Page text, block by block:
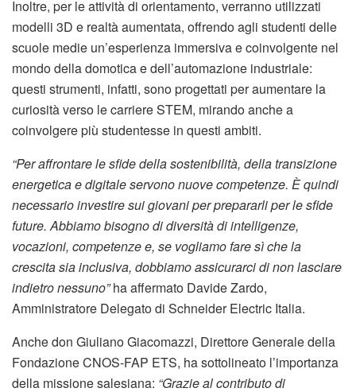
Inoltre, per le attività di orientamento, verranno utilizzati
modelli 3D e realtà aumentata, offrendo agli studenti delle
scuole medie un’esperienza immersiva e coinvolgente nel
mondo della domotica e dell’automazione industriale:
questi strumenti, infatti, sono progettati per aumentare la
curiosità verso le carriere STEM, mirando anche a
coinvolgere più studentesse in questi ambiti.
“Per affrontare le sfide della sostenibilità, della transizione
energetica e digitale servono nuove competenze. È quindi
necessario investire sui giovani per prepararli per le sfide
future. Abbiamo bisogno di diversità di intelligenze,
vocazioni, competenze e, se vogliamo fare sì che la
crescita sia inclusiva, dobbiamo assicurarci di non lasciare
indietro nessuno”ha affermato Davide Zardo,
Amministratore Delegato di Schneider Electric Italia.
Anche don Giuliano Giacomazzi, Direttore Generale della
Fondazione CNOS-FAP ETS, ha sottolineato l’importanza
della missione salesiana: “Grazie al contributo di